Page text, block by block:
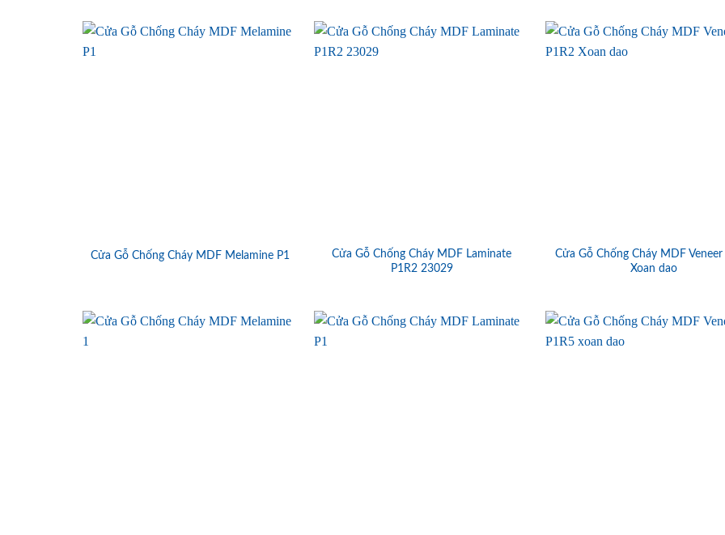
Cửa Gỗ Chống Cháy MDF Melamine P1
Cửa Gỗ Chống Cháy MDF Laminate
P1R2 23029
Cửa Gỗ Chống Cháy MDF Veneer
Xoan dao